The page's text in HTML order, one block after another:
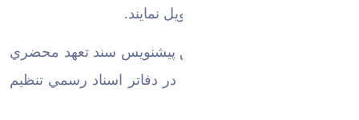
لازم به مسئولين ثبت وام تحويل نمايند.
-سند تعهد مي بايست مطابق پيشنويس سند تعهد محضري
مندرج در سايت اداره رفاه ، در دفاتر اسناد رسمي تنظيم